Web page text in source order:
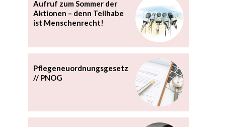
Aufruf zum Sommer der
Aktionen – denn Teilhabe
ist Menschenrecht!
Pflegeneuordnungsgesetz
// PNOG